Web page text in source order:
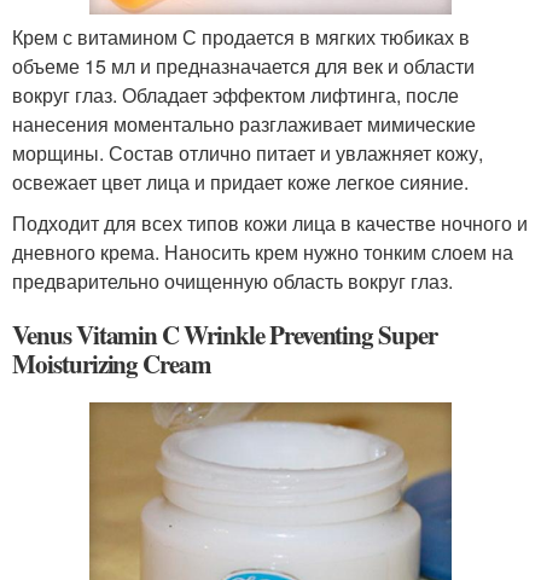
Крем с витамином С продается в мягких тюбиках в
объеме 15 мл и предназначается для век и области
вокруг глаз. Обладает эффектом лифтинга, после
нанесения моментально разглаживает мимические
морщины. Состав отлично питает и увлажняет кожу,
освежает цвет лица и придает коже легкое сияние.
Подходит для всех типов кожи лица в качестве ночного и
дневного крема. Наносить крем нужно тонким слоем на
предварительно очищенную область вокруг глаз.
Venus Vitamin C Wrinkle Preventing Super
Moisturizing Cream